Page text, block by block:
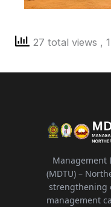
27 total views ,
Management
(MDTU) –
strengthening
management